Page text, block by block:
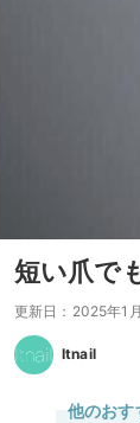
短い爪で
更新日：2025年1
Itnail
他のおす